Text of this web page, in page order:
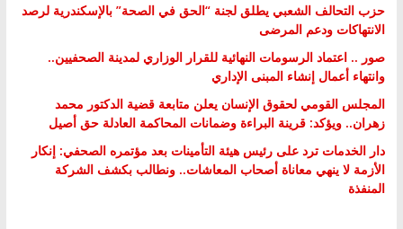
حزب التحالف الشعبي يطلق لجنة “الحق في الصحة” بالإسكندرية لرصد
الانتهاكات ودعم المرضى
صور .. اعتماد الرسومات النهائية للقرار الوزاري لمدينة الصحفيين..
وانتهاء أعمال إنشاء المبنى الإداري
المجلس القومي لحقوق الإنسان يعلن متابعة قضية الدكتور محمد
زهران.. ويؤكد: قرينة البراءة وضمانات المحاكمة العادلة حق أصيل
دار الخدمات ترد على رئيس هيئة التأمينات بعد مؤتمره الصحفي: إنكار
الأزمة لا ينهي معاناة أصحاب المعاشات.. ونطالب بكشف الشركة
المنفذة